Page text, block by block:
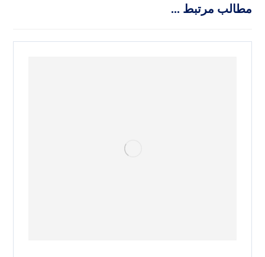
مطالب مرتبط ...